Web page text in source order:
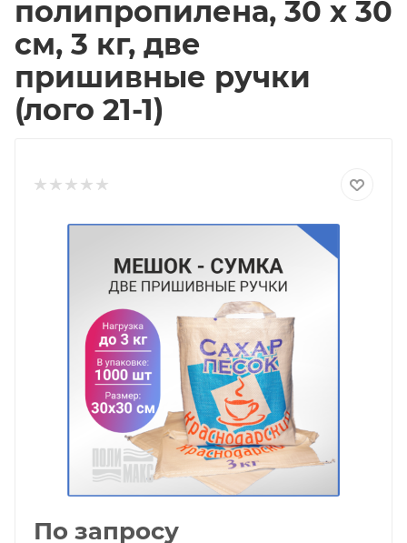
полипропилена, 30 х 30
см, 3 кг, две
пришивные ручки
(лого 21-1)
По запросу